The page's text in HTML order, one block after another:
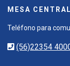
MESA CENTRAL
Teléfono para
(56)22354